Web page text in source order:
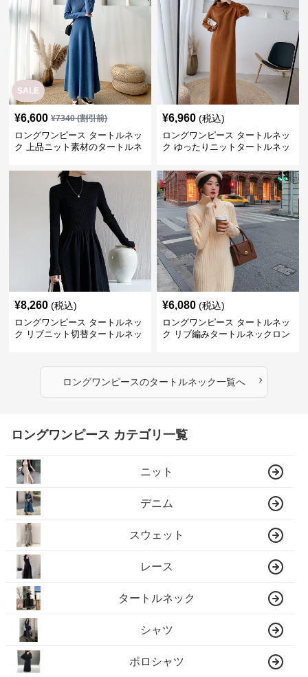
SALE
¥6,600 ¥7340(割引前)
ロングワンピース タートルネッ
ク 上品ニット素材のタートルネ
¥6,960 (税込)
ロングワンピース タートルネッ
ク ゆったりニットタートルネッ
¥8,260 (税込)
ロングワンピース タートルネッ
ク リブニット切替タートルネッ
¥6,080 (税込)
ロングワンピース タートルネッ
ク リブ編みタートルネックロン
ロングワンピースのタートルネック一覧へ ›
ロングワンピース カテゴリ一覧
ニット
デニム
スウェット
レース
タートルネック
シャツ
ポロシャツ